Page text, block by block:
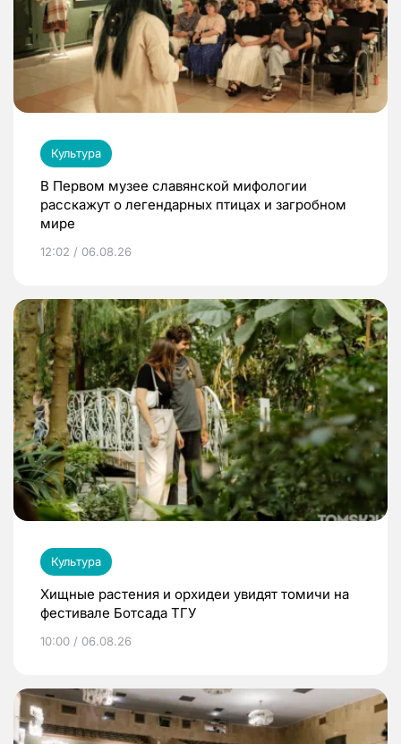
Культура
В Первом музее славянской мифологии
расскажут о легендарных птицах и загробном
мире
12:02 / 06.08.26
Культура
Хищные растения и орхидеи увидят томичи на
фестивале Ботсада ТГУ
10:00 / 06.08.26